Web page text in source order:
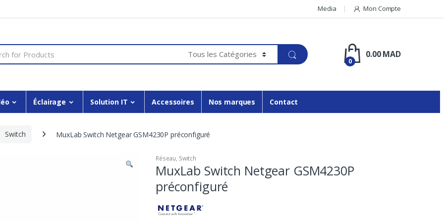
Media Mon Compte
0
0.00MAD
Éclairage Solution IT Accessoires Nos marques Contact
Switch MuxLab Switch Netgear GSM4230P préconfiguré
Réseau, Switch
MuxLab Switch Netgear GSM4230P
préconfiguré